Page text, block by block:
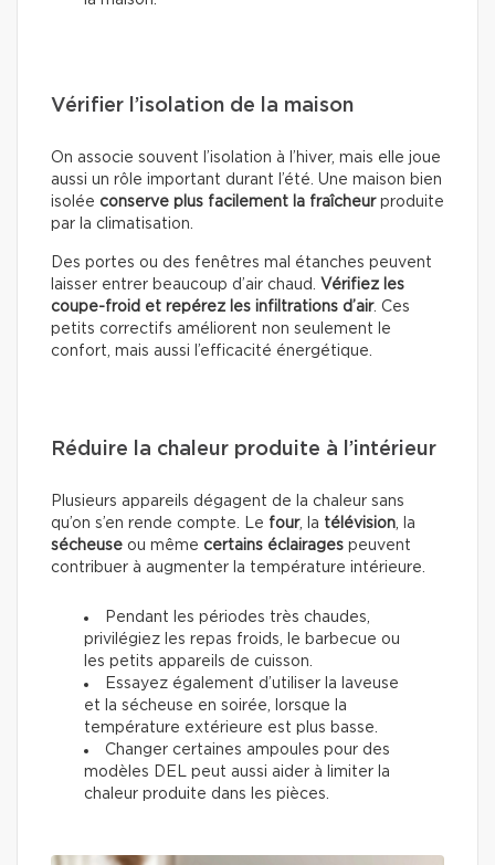
Vérifier l’isolation de la maison
On associe souvent l’isolation à l’hiver, mais elle joue
aussi un rôle important durant l’été. Une maison bien
isolée conserve plus facilement la fraîcheurproduite
par la climatisation.
Des portes ou des fenêtres mal étanches peuvent
laisser entrer beaucoup d’air chaud. Vérifiez les
coupe-froid et repérez les infiltrations d’air. Ces
petits correctifs améliorent non seulement le
confort, mais aussi l’efficacité énergétique.
Réduire la chaleur produite à l’intérieur
Plusieurs appareils dégagent de la chaleur sans
qu’on s’en rende compte. Le four, la télévision, la
sécheuse ou même certains éclairages peuvent
contribuer à augmenter la température intérieure.
Pendant les périodes très chaudes,
privilégiez les repas froids, le barbecue ou
les petits appareils de cuisson.
Essayez également d’utiliser la laveuse
et la sécheuse en soirée, lorsque la
température extérieure est plus basse.
Changer certaines ampoules pour des
modèles DEL peut aussi aider à limiter la
chaleur produite dans les pièces.